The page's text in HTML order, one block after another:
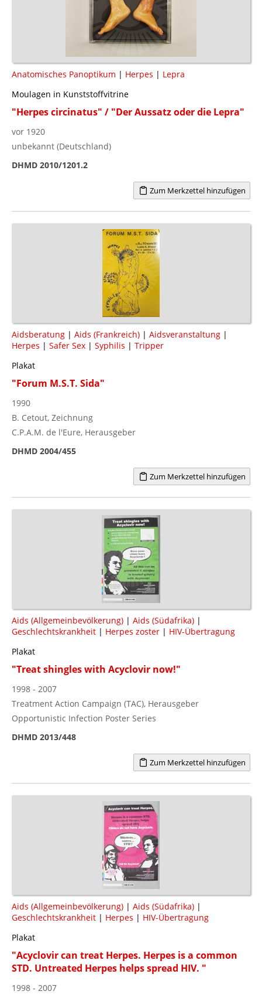
Anatomisches Panoptikum | Herpes | Lepra
Moulagen in Kunststoffvitrine
"Herpes circinatus" / "Der Aussatz oder die Lepra"
vor 1920
unbekannt (Deutschland)
DHMD 2010/1201.2
Zum Merkzettel hinzufügen
Aidsberatung | Aids (Frankreich) | Aidsveranstaltung |
Herpes | Safer Sex | Syphilis | Tripper
Plakat
"Forum M.S.T. Sida"
1990
B. Cetout, Zeichnung
C.P.A.M. de l'Eure, Herausgeber
DHMD 2004/455
Zum Merkzettel hinzufügen
Aids (Allgemeinbevölkerung) | Aids (Südafrika) |
Geschlechtskrankheit | Herpes zoster | HIV-Übertragung
Plakat
"Treat shingles with Acyclovir now!"
1998 - 2007
Treatment Action Campaign (TAC), Herausgeber
Opportunistic Infection Poster Series
DHMD 2013/448
Zum Merkzettel hinzufügen
Aids (Allgemeinbevölkerung) | Aids (Südafrika) |
Geschlechtskrankheit | Herpes | HIV-Übertragung
Plakat
"Acyclovir can treat Herpes. Herpes is a common
STD. Untreated Herpes helps spread HIV. "
1998 - 2007